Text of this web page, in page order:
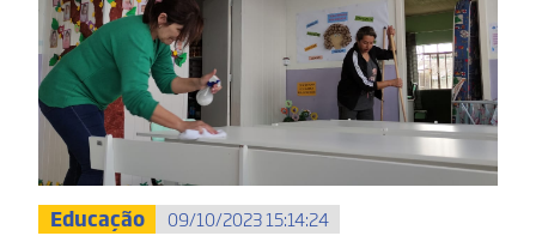
Educação 09/10/2023 15:14:24